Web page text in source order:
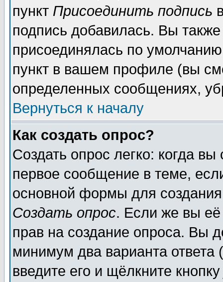
пункт Присоединить подпись
подпись добавилась. Вы
присоединялась по
пункт в вашем профиле (вы
определенных сообщениях,
Вернуться к началу
Как создать опрос?
Создать опрос легко: когда
первое сообщение в теме,
основной формы для
Создать опрос. Если же вы её
прав на создание опроса. Вы
минимум два варианта ответа
введите его и щёлкните